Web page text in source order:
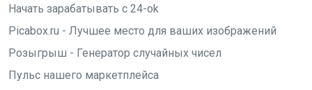
Начать зарабатывать с 24-ok
Picabox.ru - Лучшее место для ваших изображений
Розыгрыш - Генератор случайных чисел
Пульс нашего маркетплейса